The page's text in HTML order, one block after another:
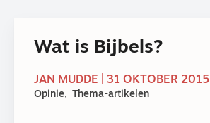
Wat is Bijbels?
JAN MUDDE | 31 OKTOBER 2015
Opinie Thema-artikelen